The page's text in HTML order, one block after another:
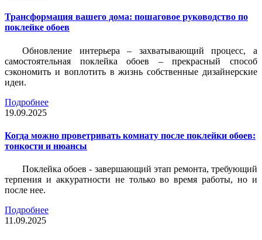
Трансформация вашего дома: пошаговое руководство по
поклейке обоев
Обновление интерьера – захватывающий процесс, а
самостоятельная поклейка обоев – прекрасный способ
сэкономить и воплотить в жизнь собственные дизайнерские
идеи.
Подробнее
19.09.2025
Когда можно проветривать комнату после поклейки обоев:
тонкости и нюансы
Поклейка обоев - завершающий этап ремонта, требующий
терпения и аккуратности не только во время работы, но и
после нее.
Подробнее
11.09.2025